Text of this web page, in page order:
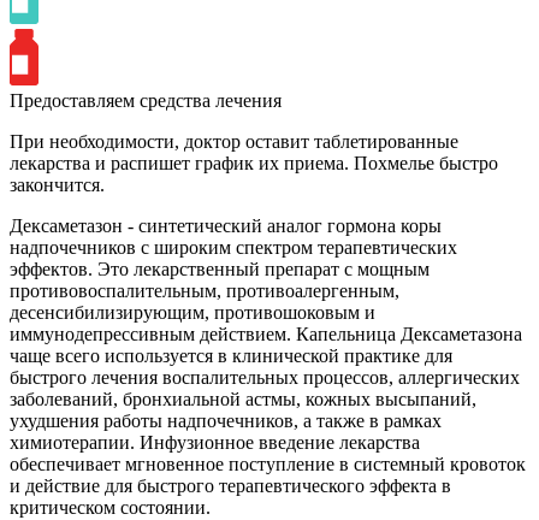
Предоставляем средства лечения
При необходимости, доктор оставит таблетированные
лекарства и распишет график их приема. Похмелье быстро
закончится.
Дексаметазон - синтетический аналог гормона коры
надпочечников с широким спектром терапевтических
эффектов. Это лекарственный препарат с мощным
противовоспалительным, противоалергенным,
десенсибилизирующим, противошоковым и
иммунодепрессивным действием. Капельница Дексаметазона
чаще всего используется в клинической практике для
быстрого лечения воспалительных процессов, аллергических
заболеваний, бронхиальной астмы, кожных высыпаний,
ухудшения работы надпочечников, а также в рамках
химиотерапии. Инфузионное введение лекарства
обеспечивает мгновенное поступление в системный кровоток
и действие для быстрого терапевтического эффекта в
критическом состоянии.